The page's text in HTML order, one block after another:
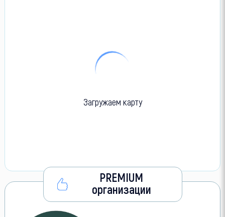
Загружаем карту
PREMIUM
организации